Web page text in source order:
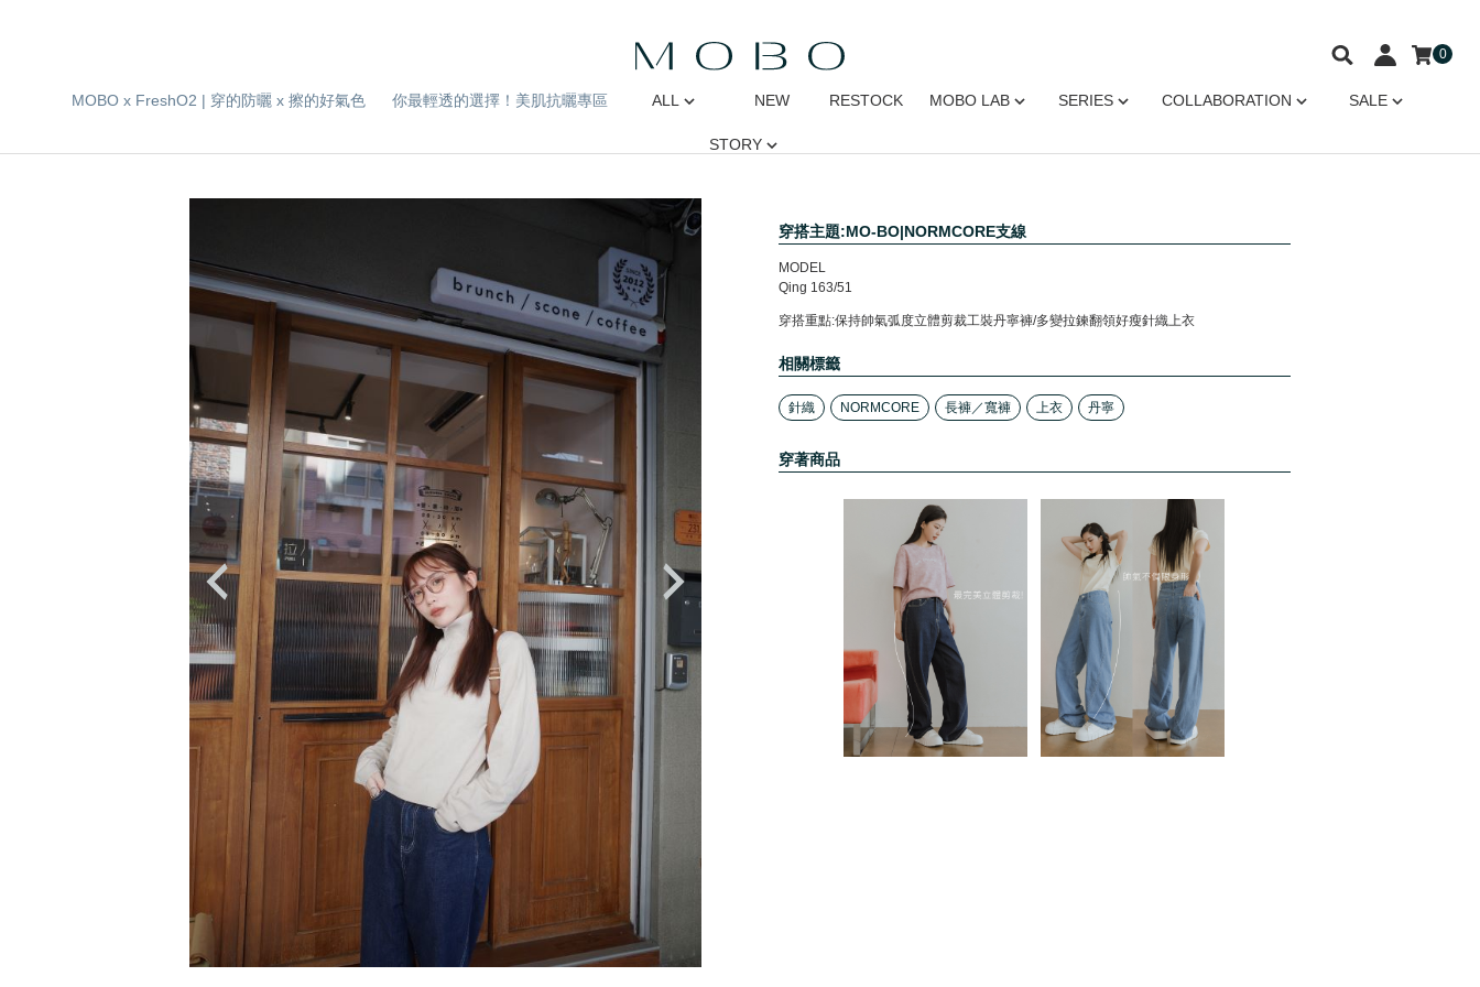
MOBO x FreshO2 | 穿的防曬 x 擦的好氣色 你最輕透的選擇！美肌抗曬專區 ALL NEW RESTOCK MOBO LAB SERIES COLLABORATION SALE
STORY
0
穿搭主題:MO-BO|NORMCORE支線
MODEL
Qing 163/51
穿搭重點:保持帥氣弧度立體剪裁工裝丹寧褲/多變拉鍊翻領好瘦針織上衣
相關標籤
針織 NORMCORE 長褲／寬褲 上衣 丹寧
穿著商品